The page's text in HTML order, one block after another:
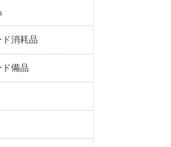
消耗品
備品